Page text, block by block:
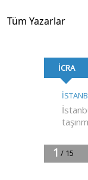
Tüm Yazarlar